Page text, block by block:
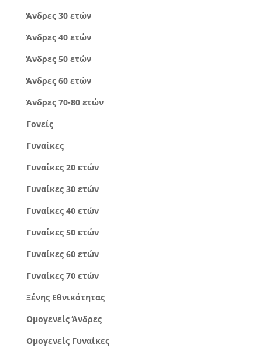
Άνδρες 30 ετών
Άνδρες 40 ετών
Άνδρες 50 ετών
Άνδρες 60 ετών
Άνδρες 70-80 ετών
Γονείς
Γυναίκες
Γυναίκες 20 ετών
Γυναίκες 30 ετών
Γυναίκες 40 ετών
Γυναίκες 50 ετών
Γυναίκες 60 ετών
Γυναίκες 70 ετών
Ξένης Εθνικότητας
Ομογενείς Άνδρες
Ομογενείς Γυναίκες